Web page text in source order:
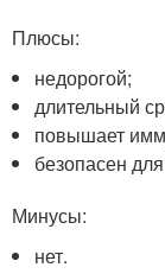
Плюсы:
недорогой;
длительный
повышает
безопасен
Минусы:
нет.